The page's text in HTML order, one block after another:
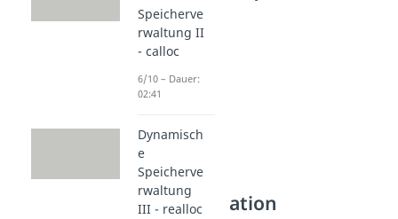
Lazy Evaluation
Speicherve
rwaltung II
- calloc
6/10 – Dauer:
02:41
Dynamisch
e
Speicherve
rwaltung
III - realloc